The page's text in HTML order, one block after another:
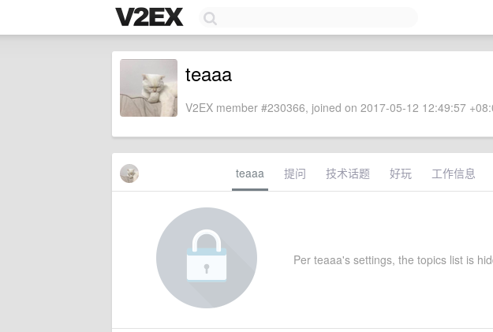
teaaa
V2EX member #230366, joined on 2017-05-12 12:49:57
teaaa 提问 技术话题 好玩 工作信息
Per teaaa's settings, the topics list is